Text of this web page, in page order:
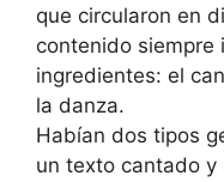
que circularon en
contenido siempre
ingredientes: el
la danza.
Habían dos tipos
un texto cantado y